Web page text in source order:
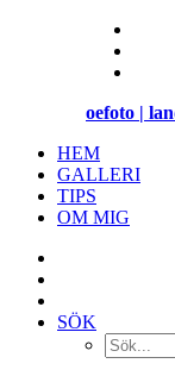
oefoto |
HEM
GALLERI
TIPS
OM MIG
SÖK